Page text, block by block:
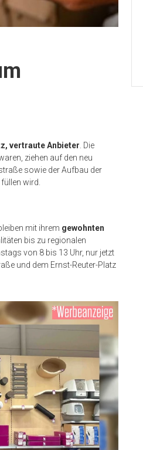
vertraute Anbieter . Die
ziehen auf den neu
sowie der Aufbau der
wird.
mit ihrem gewohnten
bis zu regionalen
von 8 bis 13 Uhr, nur jetzt
und dem Ernst-Reuter-Platz